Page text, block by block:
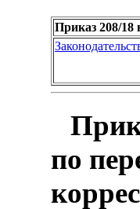
Приказ 208/18
по